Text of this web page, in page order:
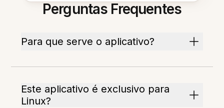
Perguntas Frequentes
Para que serve o aplicativo?
Este aplicativo é exclusivo para
Linux?